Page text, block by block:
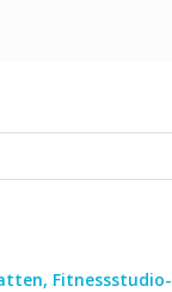
Fitnessstudio-